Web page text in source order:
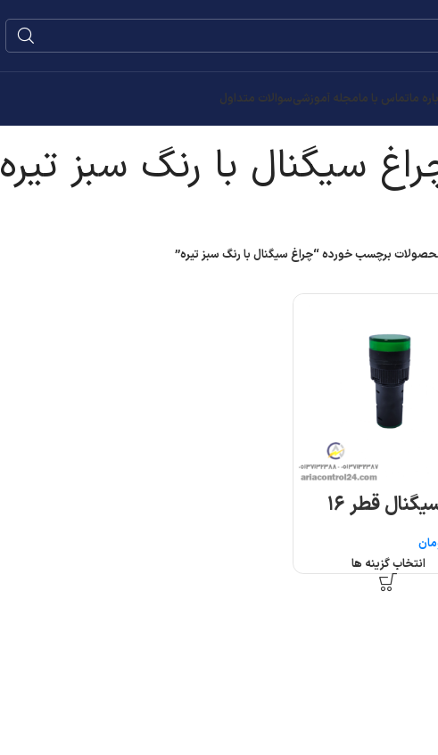
ماتماس با مامجله آموزشیسوالات متداول
سیگنال با رنگ سبز تیره
برچسب خورده “چراغ سیگنال با رنگ سبز تیره”
قطر ۱۶
انتخاب گزینه ها